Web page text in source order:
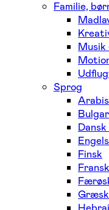
Familie,
Musik
Sprog
Finsk
Fransk
Græsk